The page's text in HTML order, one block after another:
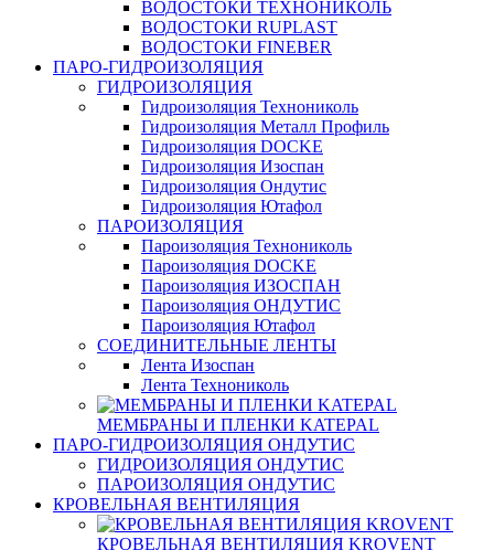
ВОДОСТОКИ ТЕХНОНИКОЛЬ
ВОДОСТОКИ RUPLAST
ВОДОСТОКИ FINEBER
ПАРО-ГИДРОИЗОЛЯЦИЯ
ГИДРОИЗОЛЯЦИЯ
Гидроизоляция Технониколь
Гидроизоляция Металл Профиль
Гидроизоляция DOCKE
Гидроизоляция Изоспан
Гидроизоляция Ондутис
Гидроизоляция Ютафол
ПАРОИЗОЛЯЦИЯ
Пароизоляция Технониколь
Пароизоляция DOCKE
Пароизоляция ИЗОСПАН
Пароизоляция ОНДУТИС
Пароизоляция Ютафол
СОЕДИНИТЕЛЬНЫЕ ЛЕНТЫ
Лента Изоспан
Лента Технониколь
МЕМБРАНЫ И ПЛЕНКИ KATEPAL
ПАРО-ГИДРОИЗОЛЯЦИЯ ОНДУТИС
ГИДРОИЗОЛЯЦИЯ ОНДУТИС
ПАРОИЗОЛЯЦИЯ ОНДУТИС
КРОВЕЛЬНАЯ ВЕНТИЛЯЦИЯ
КРОВЕЛЬНАЯ ВЕНТИЛЯЦИЯ KROVENT